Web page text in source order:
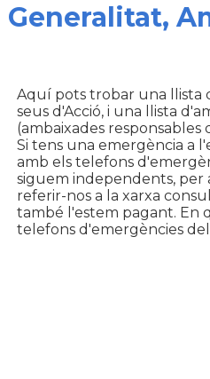
Generalitat,
Aquí pots trobar una llista
seus d'Acció, i una llista
(ambaixades responsables
Si tens una emergència a
amb els telefons
siguem independents, per
referir-nos a la xarxa
també l'estem pagant. En
telefons d'emergències